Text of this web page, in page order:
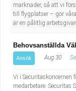
marknader, så att vi
till flygplatser – gör
är en pålitlig
Behovsanställda
Ansök Aug 30
Vi i
medarbetare. Securitas